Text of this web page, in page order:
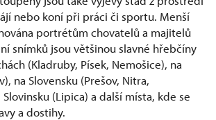
nebo koní při práci či sportu. Menší
portrétům chovatelů a majitelů
snímků jsou většinou slavné hřebčíny
(Kladruby, Písek, Nemošice), na
na Slovensku (Prešov, Nitra,
(Lipica) a další místa, kde se
a dostihy.